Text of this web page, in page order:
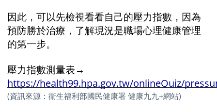
因此，可以先檢視看看自己的壓力指數，因為
預防勝於治療，了解現況是職場心理健康管理
的第一步。
https://health99.hpa.gov.tw/onlineQuiz/
(資訊來源：衛生福利部國民健康署 健康九九+網站)